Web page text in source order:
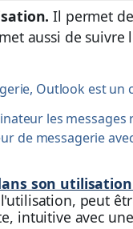
Il permet
aussi de suivre
Outlook est un
les messages
de messagerie
son
peut
intuitive avec